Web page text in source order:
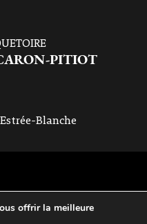
PITIOT
Estrée-Blanche
offrir la meilleure